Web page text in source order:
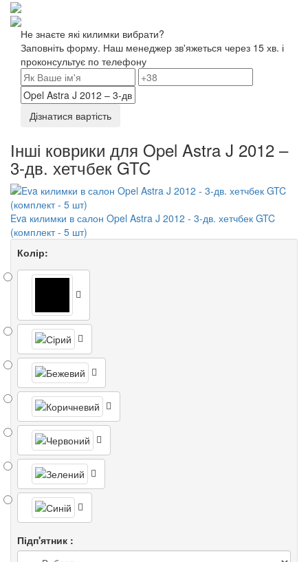
Не знаєте які килимки вибрати?
Заповніть форму. Наш менеджер зв'яжеться через 15 хв. і
проконсультує по телефону
Дізнатися вартість
Інші коврики для Opel Astra J 2012 –
3-дв. хетчбек GTC
Eva килимки в салон Opel Astra J 2012 - 3-дв. хетчбек GTC
(комплект - 5 шт)
Колір:
Підп'ятник :